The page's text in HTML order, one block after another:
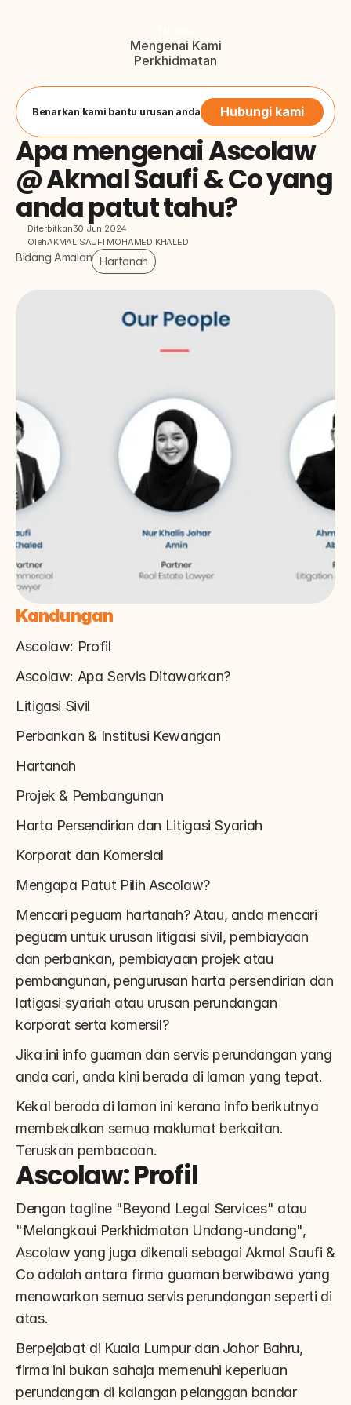
Mengenai Kami
Perkhidmatan
Hubungi Kami
Button
Benarkan kami bantu urusan anda Hubungi kami
Apa mengenai Ascolaw
@ Akmal Saufi & Co yang
anda patut tahu?
Diterbitkan30 Jun 2024
OlehAKMAL SAUFI MOHAMED KHALED
Bidang Amalan Hartanah
Kandungan
Ascolaw: Profil
Ascolaw: Apa Servis Ditawarkan?
Litigasi Sivil
Perbankan & Institusi Kewangan
Hartanah
Projek & Pembangunan
Harta Persendirian dan Litigasi Syariah
Korporat dan Komersial
Mengapa Patut Pilih Ascolaw?
Mencari peguam hartanah? Atau, anda mencari
peguam untuk urusan litigasi sivil, pembiayaan
dan perbankan, pembiayaan projek atau
pembangunan, pengurusan harta persendirian dan
latigasi syariah atau urusan perundangan
korporat serta komersil?
Jika ini info guaman dan servis perundangan yang
anda cari, anda kini berada di laman yang tepat.
Kekal berada di laman ini kerana info berikutnya
membekalkan semua maklumat berkaitan.
Teruskan pembacaan.
Ascolaw: Profil
Dengan tagline "Beyond Legal Services" atau
"Melangkaui Perkhidmatan Undang-undang",
Ascolaw yang juga dikenali sebagai Akmal Saufi &
Co adalah antara firma guaman berwibawa yang
menawarkan semua servis perundangan seperti di
atas.
Berpejabat di Kuala Lumpur dan Johor Bahru,
firma ini bukan sahaja memenuhi keperluan
perundangan di kalangan pelanggan bandar